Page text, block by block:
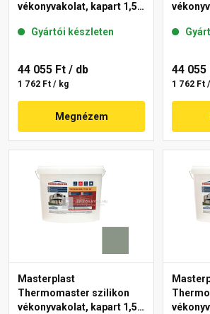
vékonyvakolat, kapart 1,5
Gyártói készleten
44 055 Ft / db
1 762 Ft / kg
Megnézem
44 055
1 762 Ft
Masterplast
Thermomaster szilikon
vékonyvakolat, kapart 1,5